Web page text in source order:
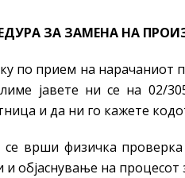
ЗА ЗАМЕНА НА
по прием на нарачаниот
јавете ни се на 02/
и да ни го кажете
се врши физичка
и објаснување на